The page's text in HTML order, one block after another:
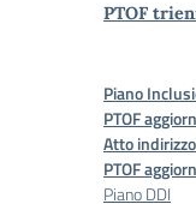
PTOF
Piano
PTOF
Atto
PTOF
Piano DDI